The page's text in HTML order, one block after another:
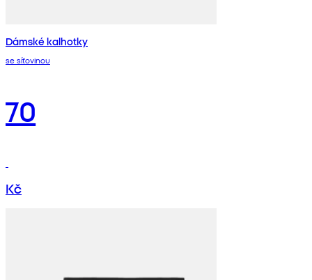
Dámské kalhotky
se síťovinou
70
Kč